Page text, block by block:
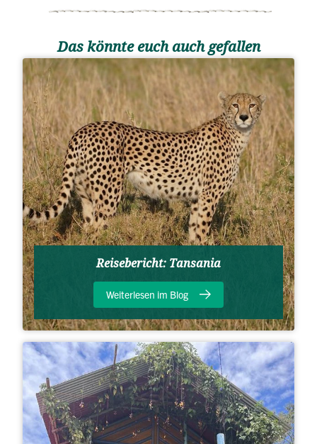
Das könnte euch auch gefallen
Reisebericht: Tansania
Weiterlesen im Blog